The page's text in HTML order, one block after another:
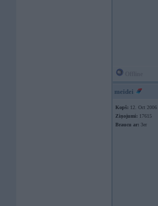
meidei
Kopš: 12. Oct 2006
Ziņojumi: 17615
Braucu ar: 3er